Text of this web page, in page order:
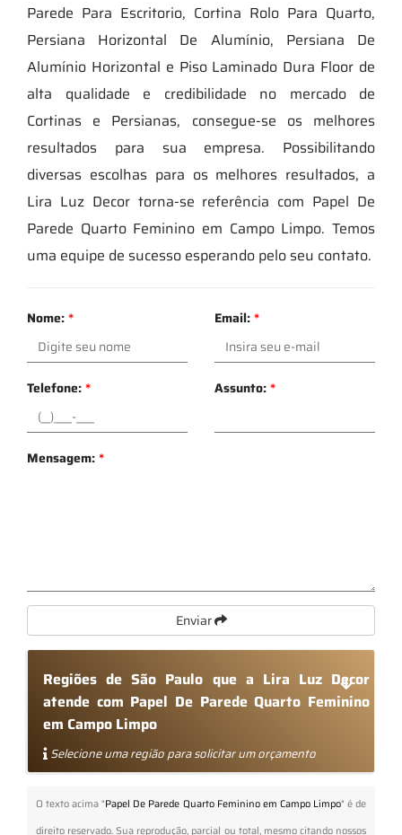
Parede Para Escritorio, Cortina Rolo Para Quarto,
Persiana Horizontal De Alumínio, Persiana De
Alumínio Horizontal e Piso Laminado Dura Floor de
alta qualidade e credibilidade no mercado de
Cortinas e Persianas, consegue-se os melhores
resultados para sua empresa. Possibilitando
diversas escolhas para os melhores resultados, a
Lira Luz Decor torna-se referência com Papel De
Parede Quarto Feminino em Campo Limpo. Temos
uma equipe de sucesso esperando pelo seu contato.
Nome:* Email:*
Telefone:* Assunto:*
Mensagem:*
Enviar
Regiões de São Paulo que a Lira Luz Decor
atende com Papel De Parede Quarto Feminino
em Campo Limpo
Selecione uma região para solicitar um orçamento
O texto acima "Papel De Parede Quarto Feminino em Campo Limpo" é de
direito reservado. Sua reprodução, parcial ou total, mesmo citando nossos